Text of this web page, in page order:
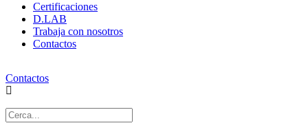
Certificaciones
D.LAB
Trabaja con nosotros
Contactos
Contactos